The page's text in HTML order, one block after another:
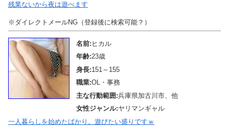
残業ないから夜は遊べます
※ダイレクトメールNG（登録後に検索可能？）
名前: ヒカル
年齢:23歳
身長:151～155
職業:OL・事務
主な行動範囲:兵庫県加古川市、他
女性ジャンル:ヤリマンギャル
一人暮らしを始めたばかり。遊びたい盛りですｗ